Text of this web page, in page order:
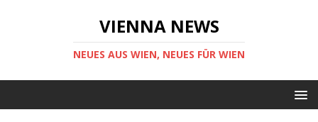
VIENNA NEWS
NEUES AUS WIEN, NEUES FÜR WIEN